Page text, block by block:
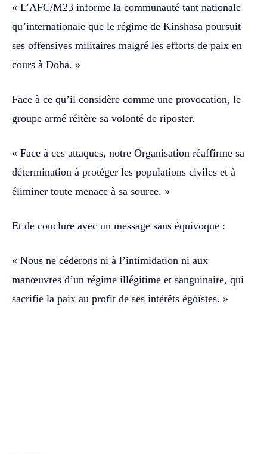
« L’AFC/M23 informe la communauté tant nationale
qu’internationale que le régime de Kinshasa poursuit
ses offensives militaires malgré les efforts de paix en
cours à Doha. »
Face à ce qu’il considère comme une provocation, le
groupe armé réitère sa volonté de riposter.
« Face à ces attaques, notre Organisation réaffirme sa
détermination à protéger les populations civiles et à
éliminer toute menace à sa source. »
Et de conclure avec un message sans équivoque :
« Nous ne céderons ni à l’intimidation ni aux
manœuvres d’un régime illégitime et sanguinaire, qui
sacrifie la paix au profit de ses intérêts égoïstes. »